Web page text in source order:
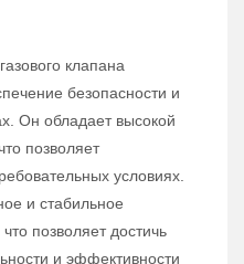
клапана
безопасности и
Он обладает высокой
позволяет
условиях.
и стабильное
позволяет достичь
и эффективности